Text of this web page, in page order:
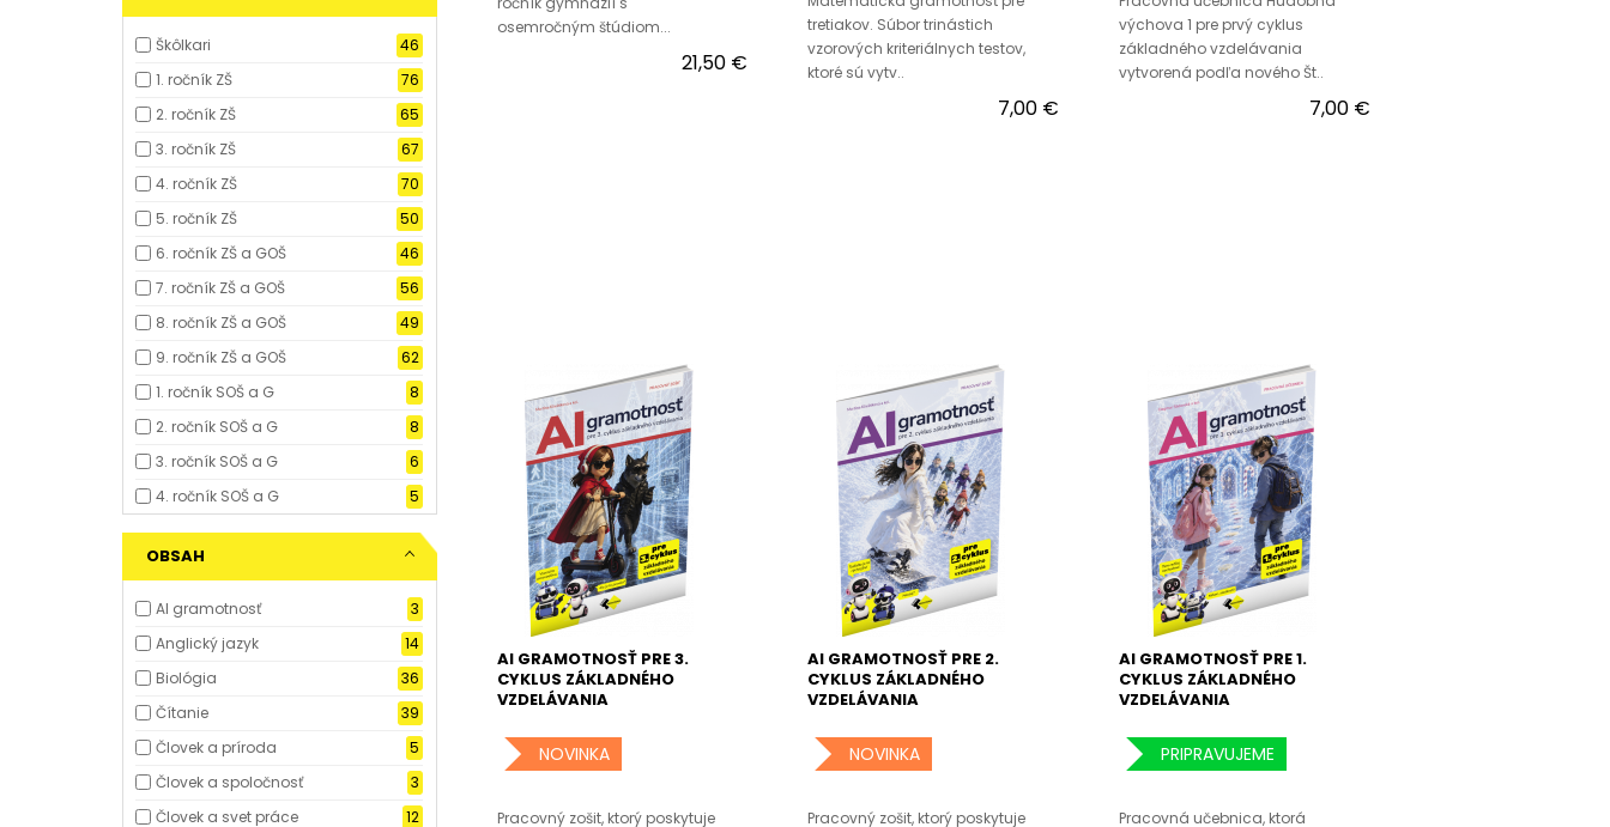
Škôlkari
46
1. ročník ZŠ
76
2. ročník ZŠ
65
3. ročník ZŠ
67
4. ročník ZŠ
70
5. ročník ZŠ
50
6. ročník ZŠ a GOŠ
46
7. ročník ZŠ a GOŠ
56
8. ročník ZŠ a GOŠ
49
9. ročník ZŠ a GOŠ
62
1. ročník SOŠ a G
8
2. ročník SOŠ a G
8
3. ročník SOŠ a G
6
4. ročník SOŠ a G
5
OBSAH
AI gramotnosť
3
Anglický jazyk
14
Biológia
36
Čítanie
39
Človek a príroda
5
Človek a spoločnosť
3
Človek a svet práce
12
osemročným štúdiom...
21,50 €
tretiakov. Súbor trinástich
vzorových kriteriálnych testov,
ktoré sú vytv..
7,00 €
výchova 1 pre prvý cyklus
základného vzdelávania
vytvorená podľa nového Št..
7,00 €
AI GRAMOTNOSŤ PRE 3.
CYKLUS ZÁKLADNÉHO
VZDELÁVANIA
NOVINKA
Pracovný zošit, ktorý poskytuje
AI GRAMOTNOSŤ PRE 2.
CYKLUS ZÁKLADNÉHO
VZDELÁVANIA
NOVINKA
Pracovný zošit, ktorý poskytuje
AI GRAMOTNOSŤ PRE 1.
CYKLUS ZÁKLADNÉHO
VZDELÁVANIA
PRIPRAVUJEME
Pracovná učebnica, ktorá